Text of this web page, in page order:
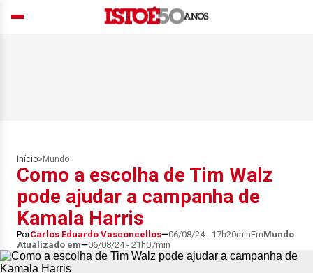
Início> Mundo
Como a escolha de Tim Walz
pode ajudar a campanha de
Kamala Harris
PorCarlos Eduardo Vasconcellos 06/08/24 - 17h20minEmMundo
Atualizado em
06/08/24 - 21h07min